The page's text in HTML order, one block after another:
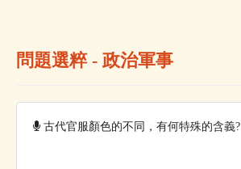
問題選粹 - 政治軍事
古代官服顏色的不同，有何特殊的含義?